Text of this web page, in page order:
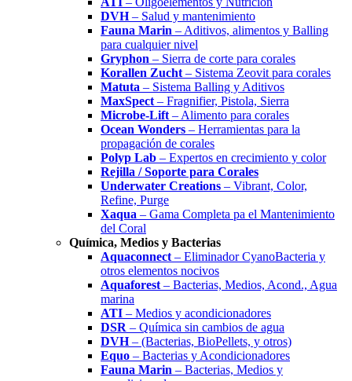
DVH– Salud y mantenimiento
Fauna Marin – Aditivos, alimentos y Balling
para cualquier nivel
Gryphon – Sierra de corte para corales
Korallen Zucht – Sistema Zeovit para corales
Matuta – Sistema Balling y Aditivos
MaxSpect – Fragnifier, Pistola, Sierra
Microbe-Lift – Alimento para corales
Ocean Wonders – Herramientas para la
propagación de corales
Polyp Lab – Expertos en crecimiento y color
Rejilla / Soporte para Corales
Underwater Creations – Vibrant, Color,
Refine, Purge
Xaqua – Gama Completa pa el Mantenimiento
del Coral
Química, Medios y Bacterias
Aquaconnect – Eliminador CyanoBacteria y
otros elementos nocivos
Aquaforest – Bacterias, Medios, Acond., Agua
marina
ATI – Medios y acondicionadores
DSR – Química sin cambios de agua
DVH– (Bacterias, BioPellets, y otros)
Equo – Bacterias y Acondicionadores
Fauna Marin – Bacterias, Medios y